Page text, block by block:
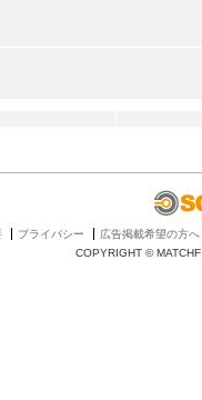
プライバシー
広告掲載希望の方へ
COPYRIGHT ©